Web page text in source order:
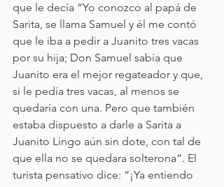
que le decía “Yo conozco al papá de
Sarita, se llama Samuel y él me contó
que le iba a pedir a Juanito tres vacas
por su hija; Don Samuel sabía que
Juanito era el mejor regateador y que,
si le pedía tres vacas, al menos se
quedaría con una. Pero que también
estaba dispuesto a darle a Sarita a
Juanito Lingo aún sin dote, con tal de
que ella no se quedara solterona”. El
turista pensativo dice: “¡Ya entiendo